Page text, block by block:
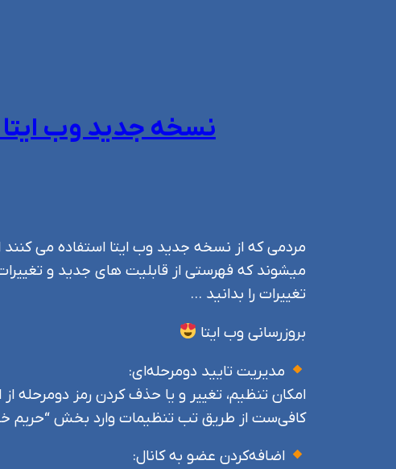
نسخه جدید وب ایتا که بهمن ۱۴۰۲ منتشر
مردمی که از نسخه جدید وب ایتا استفاده می کنند
میشوند که فهرستی از قابلیت های جدید و
تغییرات را بدانید …
بروزرسانی وب ایتا
مدیریت تایید دومرحله‌ای:
امکان تنظیم، تغییر و یا حذف کردن رمز دومرحله از
کافی‌ست از طریق تب تنظیمات وارد بخش “حریم
اضافه‌کردن عضو به کانال: